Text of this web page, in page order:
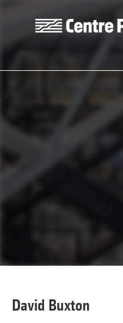
David Buxton